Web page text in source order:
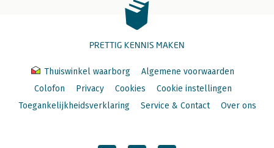
PRETTIG KENNIS MAKEN
Thuiswinkel waarborg
Algemene voorwaarden
Colofon
Privacy Cookies
Cookie instellingen
Toegankelijkheidsverklaring
Service & Contact Over ons